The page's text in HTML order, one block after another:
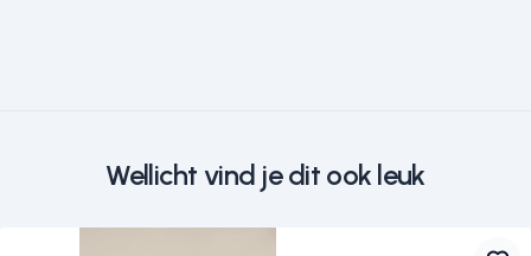
Wellicht vind je dit ook leuk